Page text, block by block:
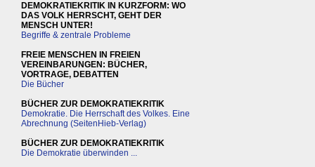
DEMOKRATIEKRITIK IN KURZFORM: WO
DAS VOLK HERRSCHT, GEHT DER
MENSCH UNTER!
Begriffe & zentrale Probleme
FREIE MENSCHEN IN FREIEN
VEREINBARUNGEN: BÜCHER,
VORTRAGE, DEBATTEN
Die Bücher
BÜCHER ZUR DEMOKRATIEKRITIK
Demokratie. Die Herrschaft des Volkes. Eine
Abrechnung (SeitenHieb-Verlag)
BÜCHER ZUR DEMOKRATIEKRITIK
Die Demokratie überwinden ...